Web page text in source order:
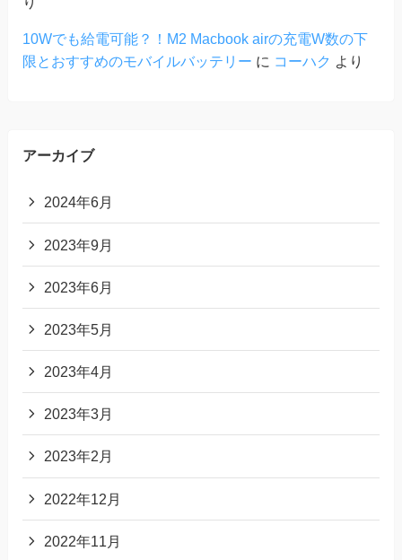
10Wでも給電可能？！M2 Macbook airの充電W数の下
限とおすすめのモバイルバッテリー に コーハク より
アーカイブ
2024年6月
2023年9月
2023年6月
2023年5月
2023年4月
2023年3月
2023年2月
2022年12月
2022年11月